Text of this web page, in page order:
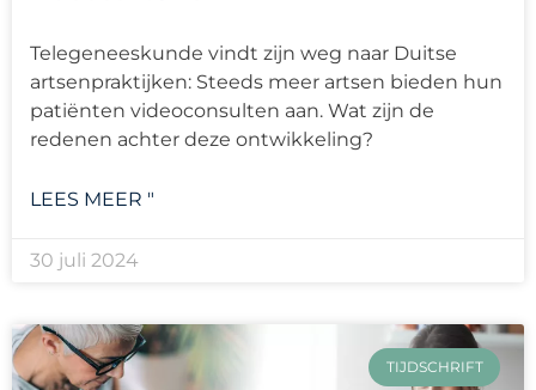
Telegeneeskunde vindt zijn weg naar Duitse
artsenpraktijken: Steeds meer artsen bieden hun
patiënten videoconsulten aan. Wat zijn de
redenen achter deze ontwikkeling?
LEES MEER "
30 juli 2024
TIJDSCHRIFT